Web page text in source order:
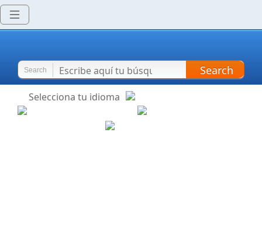
Search Search
Selecciona tu idioma